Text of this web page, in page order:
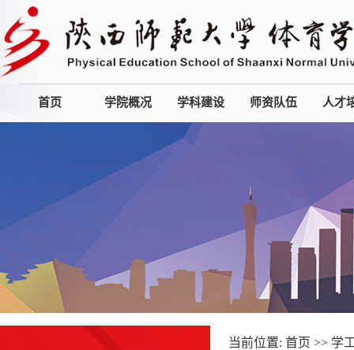
首页 学院概况 学科建设 师资队伍 人才
当前位置: 首页 >> 学